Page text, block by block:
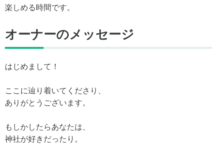
楽しめる時間です。
オーナーのメッセージ
はじめまして！
ここに辿り着いてくださり、
ありがとうございます。
もしかしたらあなたは、
神社が好きだったり。